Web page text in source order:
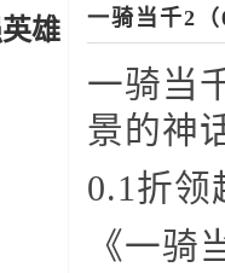
雄
一骑当千2
一骑当
景的神
0.1折领
《一骑